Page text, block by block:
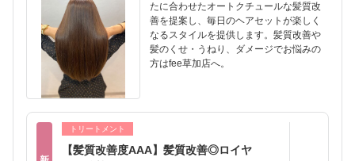
たに合わせたオートクチュールな髪質改
善を提案し、毎日のヘアセットが楽しく
なるスタイルを提供します。髪質改善や
髪のくせ・うねり、ダメージでお悩みの
方はfee草加店へ。
トリートメント
【髪質改善度AAA】髪質改善◎ロイヤ